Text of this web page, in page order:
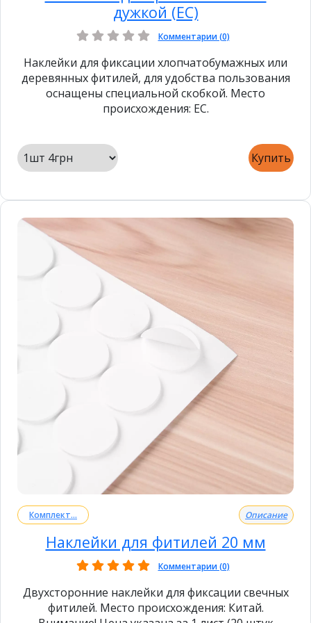
дужкой (ЕС)
Комментарии (0)
Наклейки для фиксации хлопчатобумажных или
деревянных фитилей, для удобства пользования
оснащены специальной скобкой. Место
происхождения: ЕС.
Купить
Комплект... Описание
Наклейки для фитилей 20 мм
Комментарии (0)
Двухсторонние наклейки для фиксации свечных
фитилей. Место происхождения: Китай.